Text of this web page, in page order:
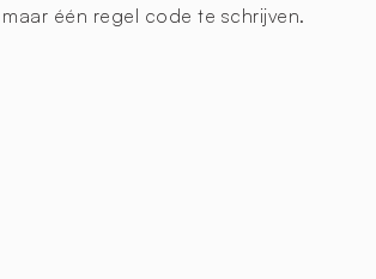
één regel code te schrijven.